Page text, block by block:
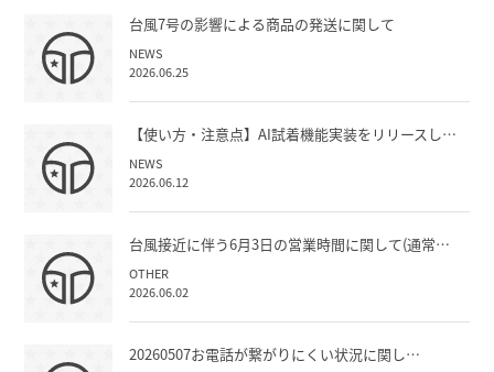
台風7号の影響による商品の発送に関して
NEWS
2026.06.25
【使い方・注意点】AI試着機能実装をリリースし…
NEWS
2026.06.12
台風接近に伴う6月3日の営業時間に関して(通常…
OTHER
2026.06.02
20260507お電話が繋がりにくい状況に関し…